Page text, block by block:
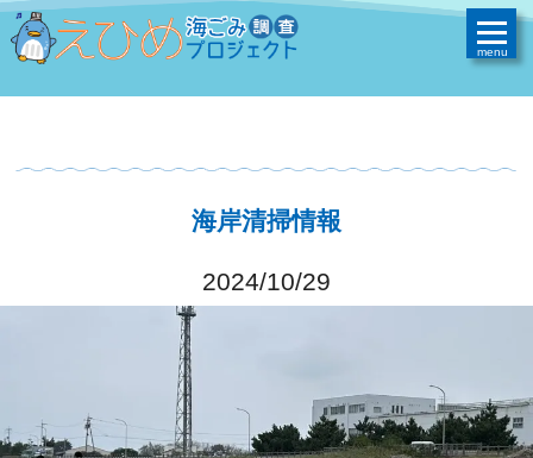
海岸清掃情報
2024/10/29